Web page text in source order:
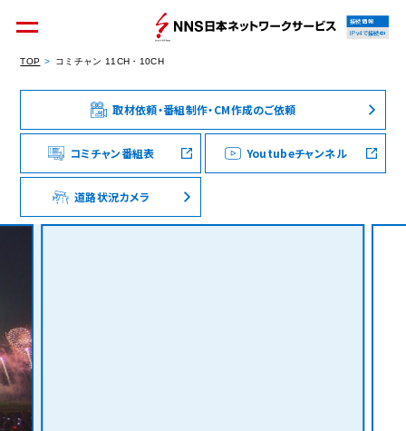
個人のお客様 集合住宅オーナーの方
法人のお客様 料金シミュレーション
接続情報
IPv4で接続中
TOP コミチャン 11CH・10CH
取材依頼・番組制作・CM作成のご依頼
コミチャン番組表 Youtubeチャンネル
道路状況カメラ